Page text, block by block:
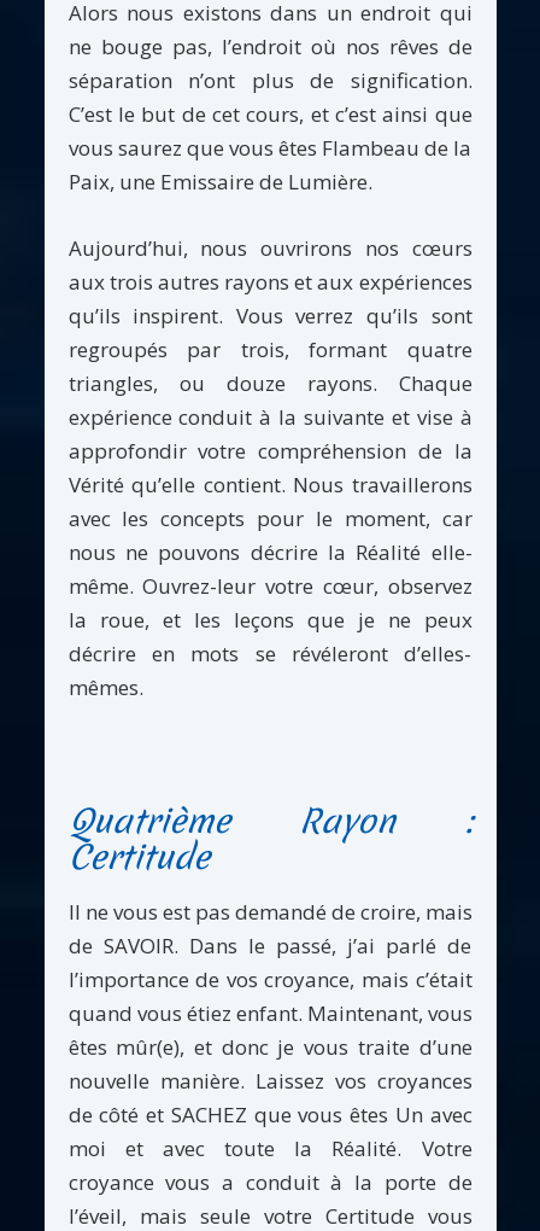
Alors nous existons dans un endroit qui
ne bouge pas, l’endroit où nos rêves de
séparation n’ont plus de signification.
C’est le but de cet cours, et c’est ainsi que
vous saurez que vous êtes Flambeau de la
Paix, une Emissaire de Lumière.
Aujourd’hui, nous ouvrirons nos cœurs
aux trois autres rayons et aux expériences
qu’ils inspirent. Vous verrez qu’ils sont
regroupés par trois, formant quatre
triangles, ou douze rayons. Chaque
expérience conduit à la suivante et vise à
approfondir votre compréhension de la
Vérité qu’elle contient. Nous travaillerons
avec les concepts pour le moment, car
nous ne pouvons décrire la Réalité elle-
même. Ouvrez-leur votre cœur, observez
la roue, et les leçons que je ne peux
décrire en mots se révéleront d’elles-
mêmes.
Quatrième Rayon :
Certitude
Il ne vous est pas demandé de croire, mais
de SAVOIR. Dans le passé, j’ai parlé de
l’importance de vos croyance, mais c’était
quand vous étiez enfant. Maintenant, vous
êtes mûr(e), et donc je vous traite d’une
nouvelle manière. Laissez vos croyances
de côté et SACHEZ que vous êtes Un avec
moi et avec toute la Réalité. Votre
croyance vous a conduit à la porte de
l’éveil, mais seule votre Certitude vous